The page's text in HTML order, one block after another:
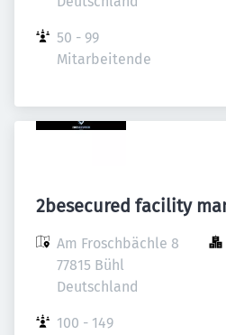
50 - 99
Mitarbeitende
2besecured facility
Am Froschbächle 8
77815 Bühl
Deutschland
100 - 149